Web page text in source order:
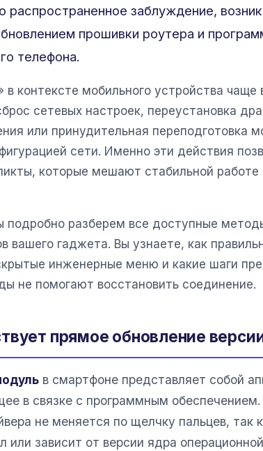
распространенное заблуждение,
прошивки роутера и
телефона.
контексте мобильного устройства чаще
сетевых настроек, переустановка
или принудительная переподготовка
сети. Именно эти действия
которые мешают стабильной работе
подробно разберем все доступные
вашего гаджета. Вы узнаете, как
инженерные меню и какие шаги
не помогают восстановить соединение.
прямое обновление
в смартфоне представляет собой
в связке с программным
не меняется по щелчку пальцев, так
или зависит от версии ядра